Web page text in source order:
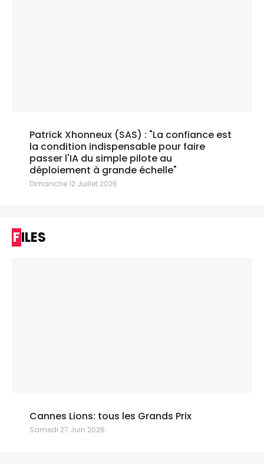
Patrick Xhonneux (SAS) : "La confiance est
la condition indispensable pour faire
passer l'IA du simple pilote au
déploiement à grande échelle"
Dimanche 12 Juillet 2026
FILES
Cannes Lions: tous les Grands Prix
Samedi 27 Juin 2026